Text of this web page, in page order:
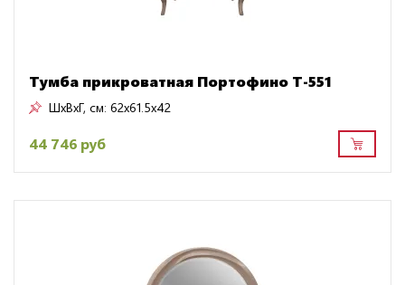
Тумба прикроватная Портофино Т-551
ШxВxГ, см: 62x61.5x42
44 746 руб